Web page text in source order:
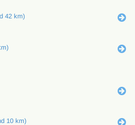
42 km)
10 km)